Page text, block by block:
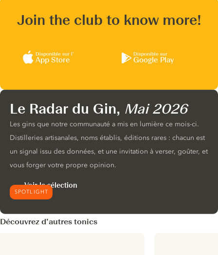
Join the club to know more!
Disponible sur l’
App Store
Disponible sur
Google Play
SPOTLIGHT
Le Radar du Gin, Mai 2026
Les gins que notre communauté a mis en lumière ce mois-ci.
Distilleries artisanales, noms établis, éditions rares : chacun est
un signal issu des données, et une invitation à verser, goûter, et
vous forger votre propre opinion.
Voir la sélection
Découvrez d’autres tonics